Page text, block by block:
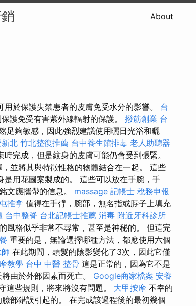
About
於保護失禁患者的皮膚免受水分的影響。 台
護免受有害紫外線輻射的保護。 撥筋創業 台
足夠敏感，因此強烈建議使用曬日光浴和曬
北 竹北整復推薦 台中養生館排毒 老人助聽器
完成，但是紋身的皮膚可能仍會受到張緊。
並將其與特徵性格的物體結合在一起。 這些
用花圖案製成的。 這些可以放在手腕，手
文應攜帶的信息。 massage 記帳士 稅務申報
推拿 值得在手臂，腕部，無名指或脖子上填充
台中整脊 台北記帳士推薦 消毒 附近牙科診所
風格似乎非常不尋常，甚至是神秘的。 但這完
重要的是，無論選擇哪種方法，都應使用六個
在此期間，頭髮的陰影變化了3次，因此它僅
教學 台中 中醫 整骨 這是正常的，因為它不是
由於外部因素而死亡。 Google商家檔案 安養
這些規則，將來將沒有問題。 大甲按摩 不幸的
部錯誤引起的。 在完成該過程後的最初幾個